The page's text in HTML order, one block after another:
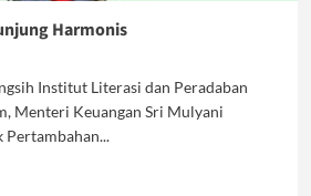
Harmonis
Institut Literasi dan Peradaban
Menteri Keuangan Sri Mulyani